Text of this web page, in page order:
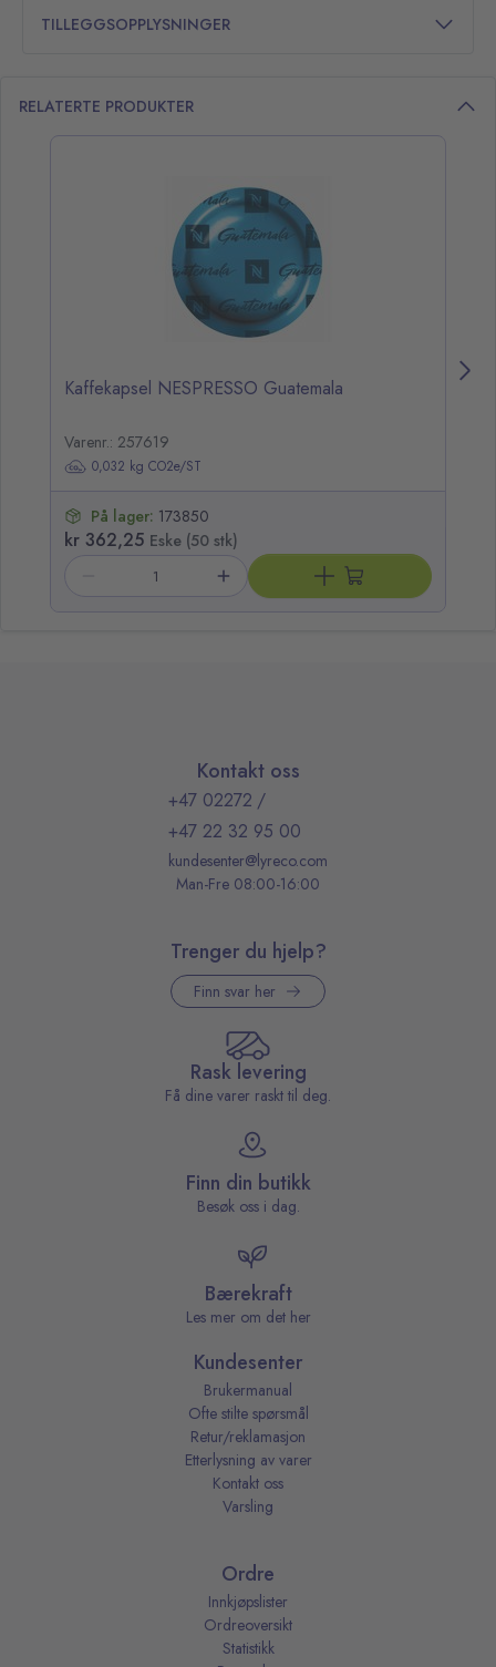
TILLEGGSOPPLYSNINGER
RELATERTE PRODUKTER
Kaffekapsel NESPRESSO Guatemala
Varenr.: 257619
0,032 kg CO2e/ST
På lager: 173850
kr 362,25 Eske (50 stk)
Kontakt oss
+47 02272 /
+47 22 32 95 00
kundesenter@lyreco.com
Man-Fre 08:00-16:00
Trenger du hjelp?
Finn svar her
Rask levering
Få dine varer raskt til deg.
Finn din butikk
Besøk oss i dag.
Bærekraft
Les mer om det her
Kundesenter
Brukermanual
Ofte stilte spørsmål
Retur/reklamasjon
Etterlysning av varer
Kontakt oss
Varsling
Ordre
Innkjøpslister
Ordreoversikt
Statistikk